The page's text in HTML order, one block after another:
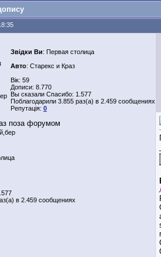
Звідки Ви: Первая столица
Авто: Старекс и Краз
Вік: 59
Дописи: 8.770
Вы сказали Спасибо: 1.577
Поблагодарили 3.855 раз(а) в 2.459 сообщениях
Репутація: 0
в 2.459 сообщениях